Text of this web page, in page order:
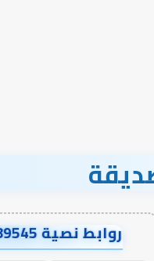
عدم استجابة
روابط نصية AA89545